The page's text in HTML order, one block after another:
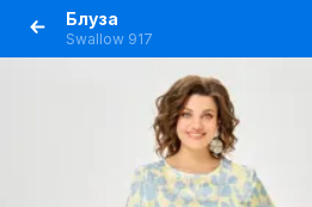
Блуза
Swallow 917